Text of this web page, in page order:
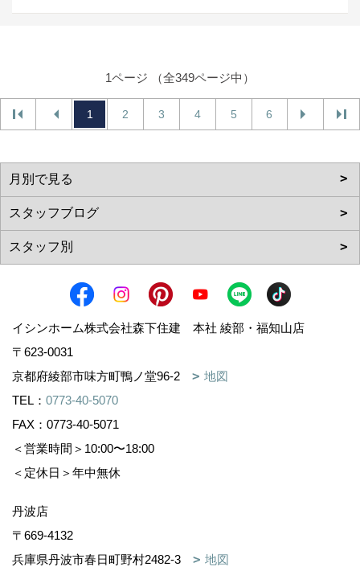
1ページ （全349ページ中）
1 2 3 4 5 6
イシンホーム株式会社森下住建 本社 綾部・福知山店
〒623-0031
京都府綾部市味方町鴨ノ堂96-2
地図
TEL： 0773-40-5070
FAX：0773-40-5071
＜営業時間＞10:00〜18:00
＜定休日＞年中無休
丹波店
〒669-4132
兵庫県丹波市春日町野村2482-3
地図